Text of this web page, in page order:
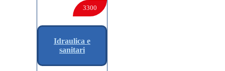
3300
Idraulica e
sanitari